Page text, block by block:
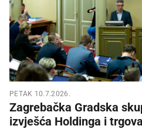
PETAK 10.7.2026.
Zagrebačka Gradska
izvješća Holdinga i